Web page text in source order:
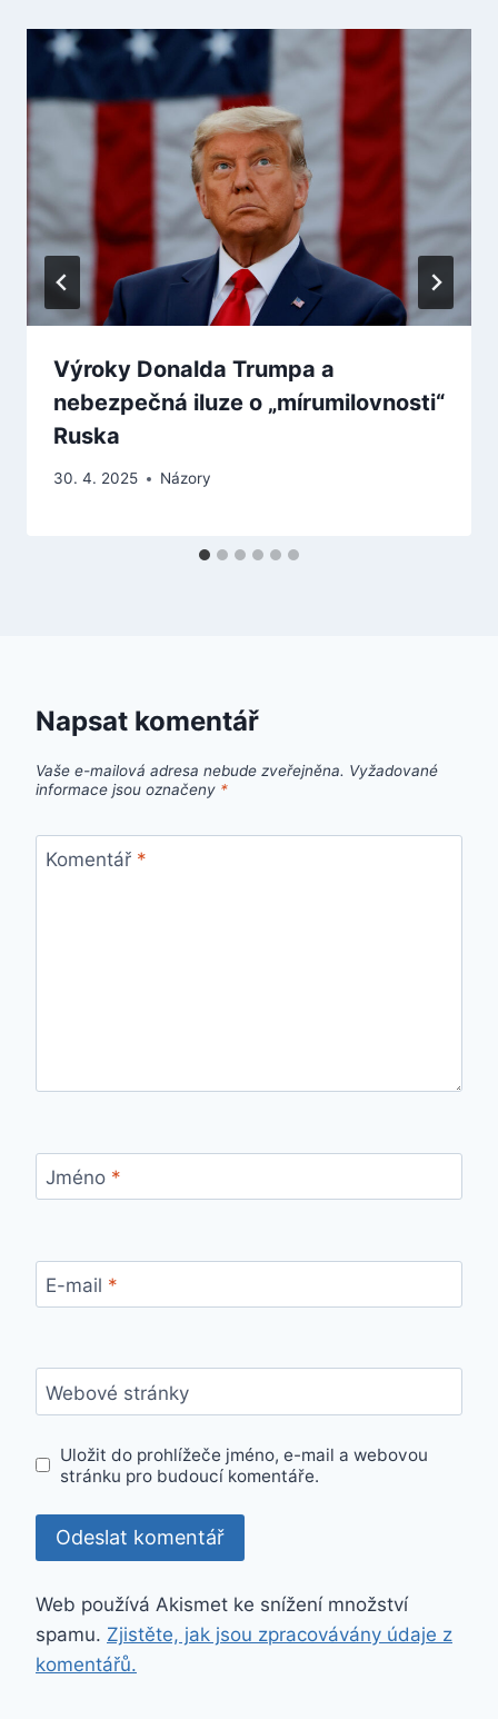
Výroky Donalda Trumpa a
nebezpečná iluze o „mírumilovnosti“
Ruska
30. 4. 2025 Názory
Napsat komentář
Vaše e-mailová adresa nebude zveřejněna. Vyžadované
informace jsou označeny *
Komentář *
Jméno *
E-mail *
Webové stránky
Uložit do prohlížeče jméno, e-mail a webovou
stránku pro budoucí komentáře.
Web používá Akismet ke snížení množství
spamu. Zjistěte, jak jsou zpracovávány údaje z
komentářů.